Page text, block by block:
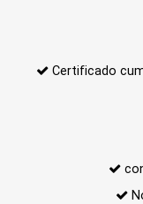
Certificado